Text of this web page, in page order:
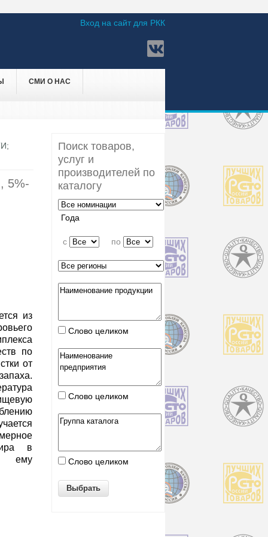
Вход на сайт для РКК
СМИ О НАС
5%-
из
по
от
в
ему
Поиск товаров,
услуг и
производителей по
каталогу
Года
c по
Слово целиком
Слово целиком
Слово целиком